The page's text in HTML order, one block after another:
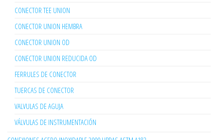
CONECTOR TEE UNION
CONECTOR UNION HEMBRA
CONECTOR UNION OD
CONECTOR UNION REDUCIDA OD
FERRULES DE CONECTOR
TUERCAS DE CONECTOR
VALVULAS DE AGUJA
VÁLVULAS DE INSTRUMENTACIÓN